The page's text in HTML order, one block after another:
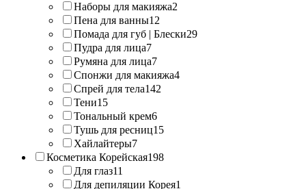
Наборы для макияжа2
Пена для ванны12
Помада для губ | Блески29
Пудра для лица7
Румяна для лица7
Спонжи для макияжа4
Спрей для тела142
Тени15
Тональный крем6
Тушь для ресниц15
Хайлайтеры7
Косметика Корейская198
Для глаз11
Для депиляции Корея1